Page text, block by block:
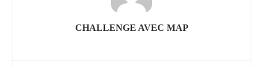
CHALLENGE AVEC MAP